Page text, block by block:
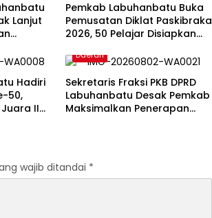
Lanjut
Pemkab Labuhanbatu Buka
Pemusatan Diklat Paskibraka
2026, 50 Pelajar Disiapkan
Hadiri
50,
II
Daerah
Sekretaris Fraksi PKB DPRD
Labuhanbatu Desak Pemkab
Maksimalkan Penerapan
wajib ditandai *